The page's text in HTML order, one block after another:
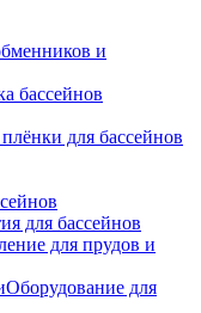
и
бассейнов
для бассейнов
для бассейнов
для прудов и
Оборудование для